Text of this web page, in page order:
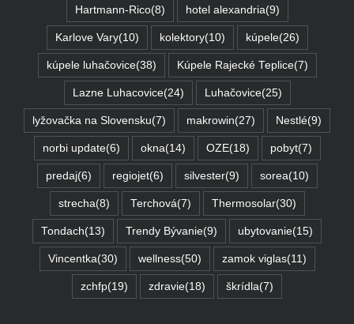
Hartmann-Rico(8) hotel alexandria(9)
Karlove Vary(10) kolektory(10) kúpele(26)
kúpele luhačovice(38) Kúpele Rajecké Teplice(7)
Lazne Luhacovice(24) Luhačovice(25)
lyžovačka na Slovensku(7) makrowin(27) Nestlé(9)
norbi update(6) okna(14) OZE(18) pobyt(7)
predaj(6) regiojet(6) silvester(9) sorea(10)
strecha(8) Terchová(7) Thermosolar(30)
Tondach(13) Trendy Bývanie(9) ubytovanie(15)
Vincentka(30) wellness(50) zamok viglas(11)
zchfp(19) zdravie(18) škrídla(7)